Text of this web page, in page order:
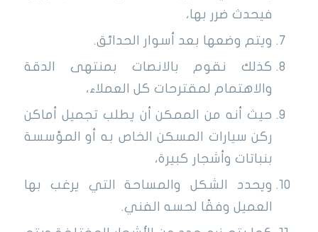
فيحدث ضرر بها،
ويتم وضعها بعد أسوار الحدائق.
كذلك نقوم بالانصات بمنتهى الدقة
والاهتمام لمقترحات كل العملاء،
حيث أنه من الممكن أن يطلب تجميل أماكن
ركن سيارات المسكن الخاص به أو المؤسسة
بنباتات وأشجار كبيرة،
ويحدد الشكل والمساحة التي يرغب بها
العميل وفقًا لحسه الفني.